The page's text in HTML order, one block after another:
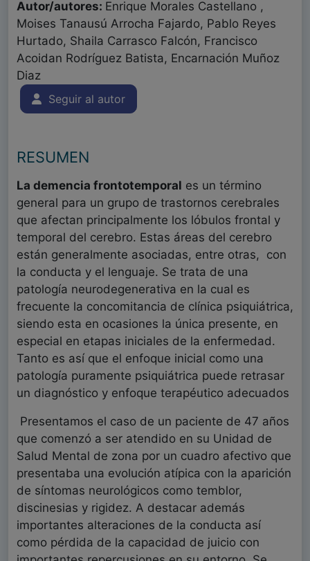
Autor/autores: Enrique Morales Castellano ,
Moises Tanausú Arrocha Fajardo, Pablo Reyes
Hurtado, Shaila Carrasco Falcón, Francisco
Acoidan Rodríguez Batista, Encarnación Muñoz
Diaz
Seguir al autor
RESUMEN
La demencia frontotemporal es un término
general para un grupo de trastornos cerebrales
que afectan principalmente los lóbulos frontal y
temporal del cerebro. Estas áreas del cerebro
están generalmente asociadas, entre otras, con
la conducta y el lenguaje. Se trata de una
patología neurodegenerativa en la cual es
frecuente la concomitancia de clínica psiquiátrica,
siendo esta en ocasiones la única presente, en
especial en etapas iniciales de la enfermedad.
Tanto es así que el enfoque inicial como una
patología puramente psiquiátrica puede retrasar
un diagnóstico y enfoque terapéutico adecuados
Presentamos el caso de un paciente de 47 años
que comenzó a ser atendido en su Unidad de
Salud Mental de zona por un cuadro afectivo que
presentaba una evolución atípica con la aparición
de síntomas neurológicos como temblor,
discinesias y rigidez. A destacar además
importantes alteraciones de la conducta así
como pérdida de la capacidad de juicio con